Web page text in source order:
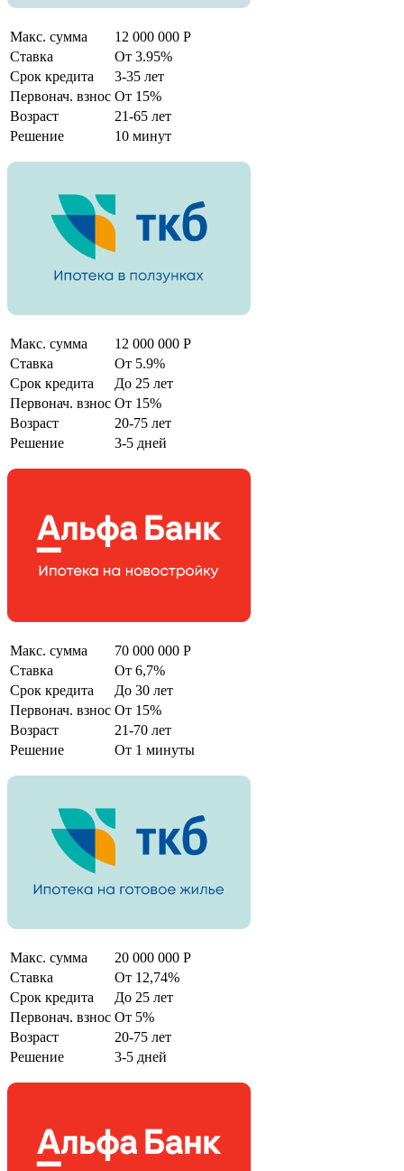
Макс. сумма
12 000 000 Р
Ставка
От 3.95%
Срок кредита
3-35 лет
Первонач. взнос От 15%
Возраст
21-65 лет
Решение
10 минут
Макс. сумма
12 000 000 Р
Ставка
От 5.9%
Срок кредита
До 25 лет
Первонач. взнос От 15%
Возраст
20-75 лет
Решение
3-5 дней
Макс. сумма
70 000 000 Р
Ставка
От 6,7%
Срок кредита
До 30 лет
Первонач. взнос От 15%
Возраст
21-70 лет
Решение
От 1 минуты
Макс. сумма
20 000 000 Р
Ставка
От 12,74%
Срок кредита
До 25 лет
Первонач. взнос От 5%
Возраст
20-75 лет
Решение
3-5 дней